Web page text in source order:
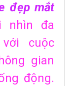
đẹp mắt
nhìn đa
cuộc
gian
động.